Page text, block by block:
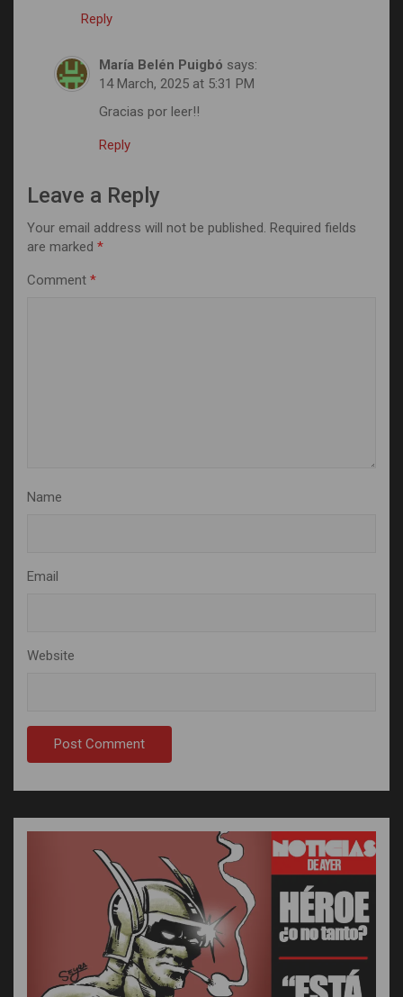
Reply
María Belén Puigbó says:
14 March, 2025 at 5:31 PM
Gracias por leer!!
Reply
Leave a Reply
Your email address will not be published. Required fields
are marked *
Comment *
Name
Email
Website